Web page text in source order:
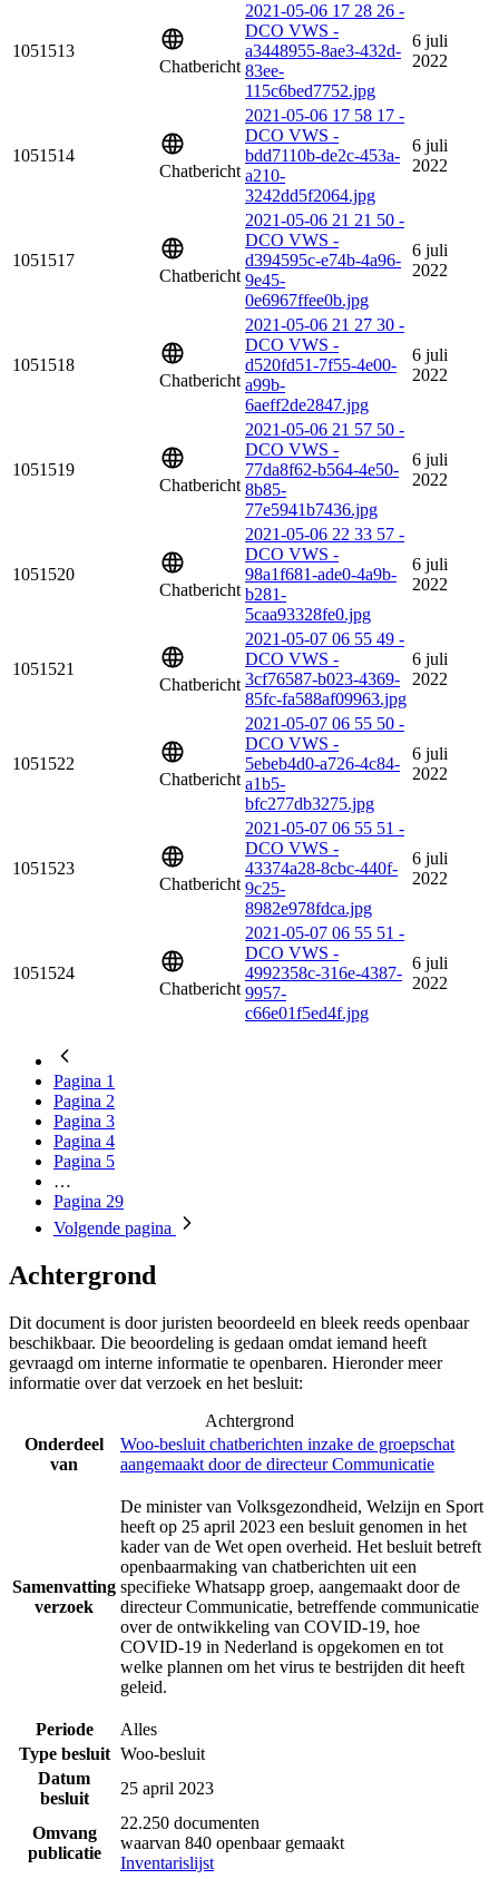
1051513
Chatbericht
2021-05-06 17 28 26 -
DCO VWS -
a3448955-8ae3-432d-
83ee-
115c6bed7752.jpg
6 juli
2022
1051514
Chatbericht
2021-05-06 17 58 17 -
DCO VWS -
bdd7110b-de2c-453a-
a210-
3242dd5f2064.jpg
6 juli
2022
1051517
Chatbericht
2021-05-06 21 21 50 -
DCO VWS -
d394595c-e74b-4a96-
9e45-
0e6967ffee0b.jpg
6 juli
2022
1051518
Chatbericht
2021-05-06 21 27 30 -
DCO VWS -
d520fd51-7f55-4e00-
a99b-
6aeff2de2847.jpg
6 juli
2022
1051519
Chatbericht
2021-05-06 21 57 50 -
DCO VWS -
77da8f62-b564-4e50-
8b85-
77e5941b7436.jpg
6 juli
2022
1051520
Chatbericht
2021-05-06 22 33 57 -
DCO VWS -
98a1f681-ade0-4a9b-
b281-
5caa93328fe0.jpg
6 juli
2022
1051521
Chatbericht
2021-05-07 06 55 49 -
DCO VWS -
3cf76587-b023-4369-
85fc-fa588af09963.jpg
6 juli
2022
1051522
Chatbericht
2021-05-07 06 55 50 -
DCO VWS -
5ebeb4d0-a726-4c84-
a1b5-
bfc277db3275.jpg
6 juli
2022
1051523
Chatbericht
2021-05-07 06 55 51 -
DCO VWS -
43374a28-8cbc-440f-
9c25-
8982e978fdca.jpg
6 juli
2022
1051524
Chatbericht
2021-05-07 06 55 51 -
DCO VWS -
4992358c-316e-4387-
9957-
c66e01f5ed4f.jpg
6 juli
2022
Pagina 1
Pagina 2
Pagina 3
Pagina 4
Pagina 5
…
Pagina 29
Volgende pagina
Achtergrond
Dit document is door juristen beoordeeld en bleek reeds openbaar
beschikbaar. Die beoordeling is gedaan omdat iemand heeft
gevraagd om interne informatie te openbaren. Hieronder meer
informatie over dat verzoek en het besluit:
Achtergrond
Onderdeel
van
Woo-besluit chatberichten inzake de groepschat
aangemaakt door de directeur Communicatie
Samenvatting
verzoek
De minister van Volksgezondheid, Welzijn en Sport
heeft op 25 april 2023 een besluit genomen in het
kader van de Wet open overheid. Het besluit betreft
openbaarmaking van chatberichten uit een
specifieke Whatsapp groep, aangemaakt door de
directeur Communicatie, betreffende communicatie
over de ontwikkeling van COVID-19, hoe
COVID-19 in Nederland is opgekomen en tot
welke plannen om het virus te bestrijden dit heeft
geleid.
Periode
Alles
Type besluit Woo-besluit
Datum
besluit
25 april 2023
Omvang
publicatie
22.250 documenten
waarvan 840 openbaar gemaakt
Inventarislijst